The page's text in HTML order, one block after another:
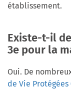
établissement.
Existe-t-il
3e pour la
Oui. De
de Vie Protégées